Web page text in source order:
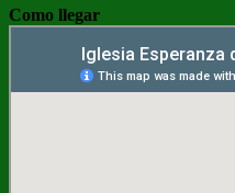
Como llegar